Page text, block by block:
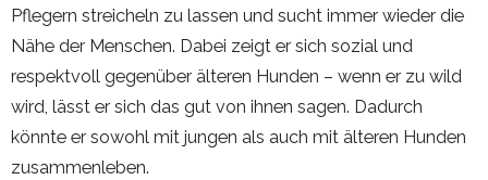
Pflegern streicheln zu lassen und sucht immer wieder die
Nähe der Menschen. Dabei zeigt er sich sozial und
respektvoll gegenüber älteren Hunden – wenn er zu wild
wird, lässt er sich das gut von ihnen sagen. Dadurch
könnte er sowohl mit jungen als auch mit älteren Hunden
zusammenleben.